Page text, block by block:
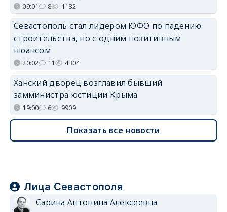
09:01 8 1182
Севастополь стал лидером ЮФО по падению
строительства, но с одним позитивным
нюансом
20:02 11 4304
Ханский дворец возглавил бывший
замминистра юстиции Крыма
19:00 6 9909
Показать все новости
Лица Севастополя
Сарина Антонина Алексеевна